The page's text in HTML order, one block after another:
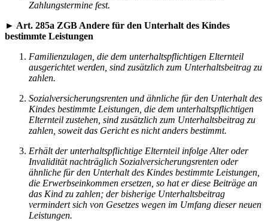
Zahlungstermine fest.
► Art. 285a ZGB Andere für den Unterhalt des Kindes
bestimmte Leistungen
Familienzulagen, die dem unterhaltspflichtigen Elternteil
ausgerichtet werden, sind zusätzlich zum Unterhaltsbeitrag zu
zahlen.
Sozialversicherungsrenten und ähnliche für den Unterhalt des
Kindes bestimmte Leistungen, die dem unterhaltspflichtigen
Elternteil zustehen, sind zusätzlich zum Unterhaltsbeitrag zu
zahlen, soweit das Gericht es nicht anders bestimmt.
Erhält der unterhaltspflichtige Elternteil infolge Alter oder
Invalidität nachträglich Sozialversicherungsrenten oder
ähnliche für den Unterhalt des Kindes bestimmte Leistungen,
die Erwerbseinkommen ersetzen, so hat er diese Beiträge an
das Kind zu zahlen; der bisherige Unterhaltsbeitrag
vermindert sich von Gesetzes wegen im Umfang dieser neuen
Leistungen.